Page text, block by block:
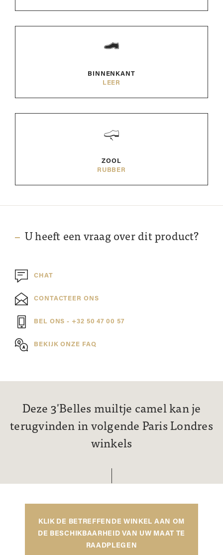
BINNENKANT
LEER
ZOOL
RUBBER
U heeft een vraag over dit product?
CHAT
CONTACTEER ONS
BEL ONS - +32 50 47 00 57
BEKIJK ONZE FAQ
Deze 3'Belles muiltje camel kan je
terugvinden in volgende Paris Londres
winkels
KLIK DE BETREFFENDE WINKEL AAN OM
DE BESCHIKBAARHEID VAN UW MAAT TE
RAADPLEGEN